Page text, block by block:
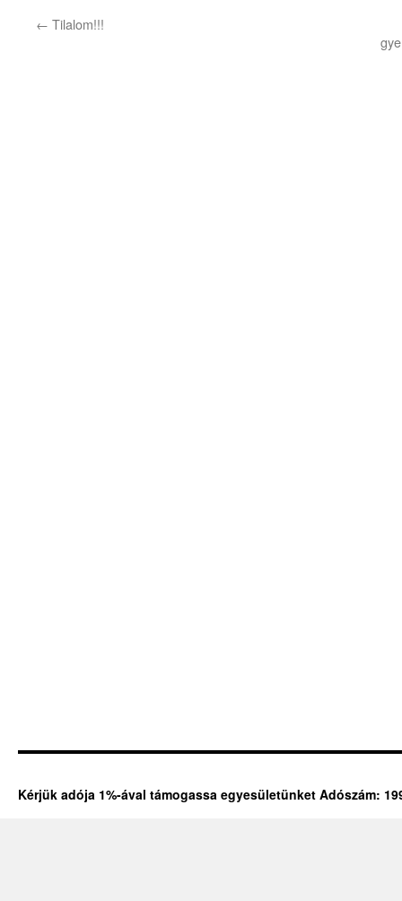
← Tilalom!!!
Kérjük adója 1%-ával támogassa egyesületünket Adószám: